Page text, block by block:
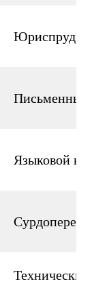
Письменный
Языковой курс
Сурдоперевод
Технический